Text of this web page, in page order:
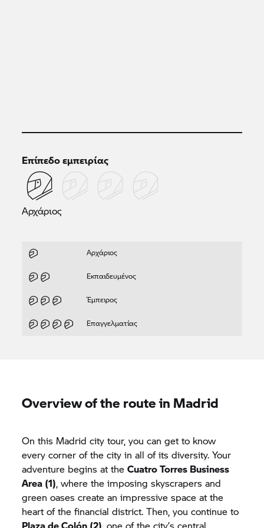
Επίπεδο εμπειρίας
Αρχάριος
Αρχάριος
Εκπαιδευμένος
Έμπειρος
Επαγγελματίας
Overview of the route in Madrid
On this Madrid city tour, you can get to know
every corner of the city in all of its diversity. Your
adventure begins at theCuatro Torres Business
Area (1), where the imposing skyscrapers and
green oases create an impressive space at the
heart of the financial district. Then, you continue to